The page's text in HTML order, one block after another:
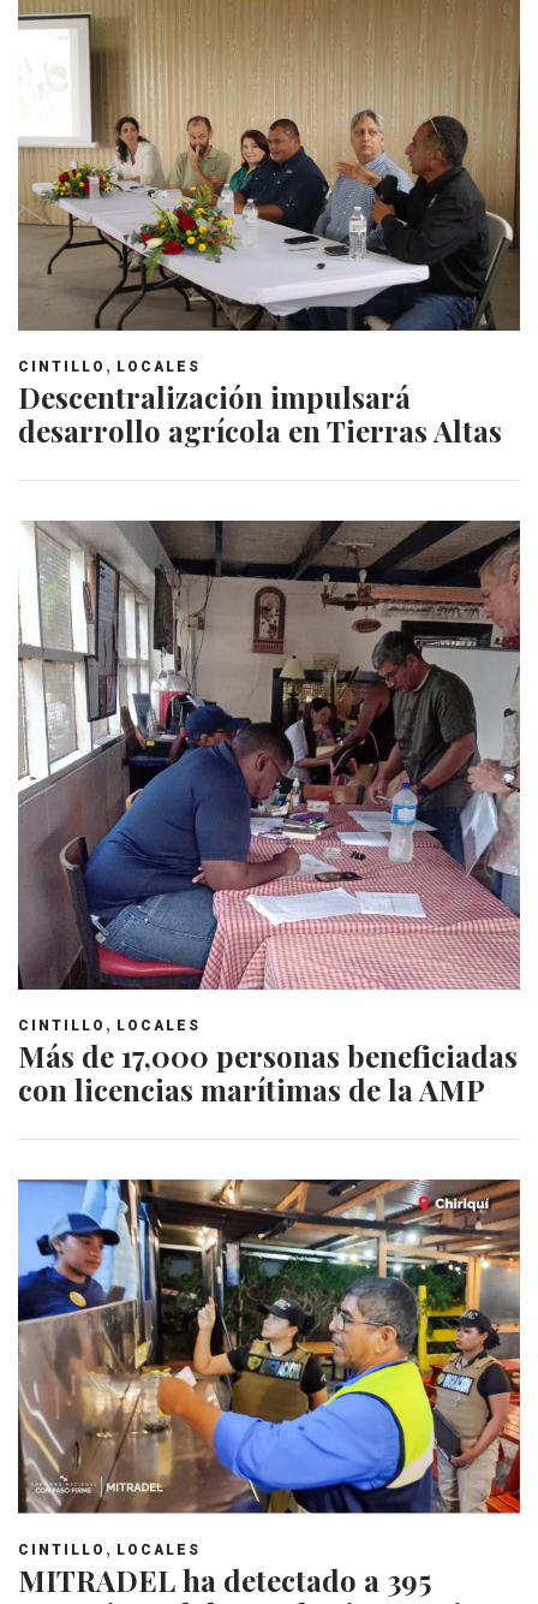
CINTILLO , LOCALES
Descentralización impulsará
desarrollo agrícola en Tierras Altas
CINTILLO , LOCALES
Más de 17,000 personas beneficiadas
con licencias marítimas de la AMP
CINTILLO , LOCALES
MITRADEL ha detectado a 395